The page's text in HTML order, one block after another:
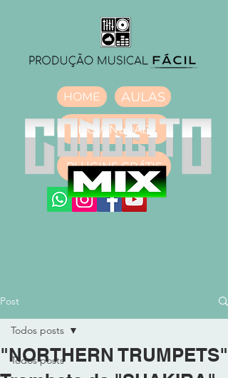
HOME AULAS
DOWNLOAD
PLUGINS GRÁTIS
Post
Todos posts
Todos posts
"NORTHERN TRUMPETS"